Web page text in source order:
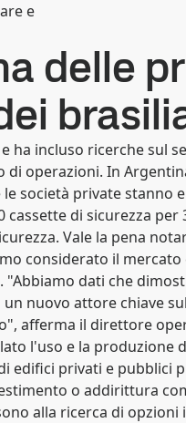
e
delle
incluso ricerche sul
di operazioni. In
società private
di sicurezza
Vale la pena
considerato il
dati che
nuovo attore chiave
afferma il direttore
l'uso e la produzione
edifici privati e pubblici
o addirittura
alla ricerca di